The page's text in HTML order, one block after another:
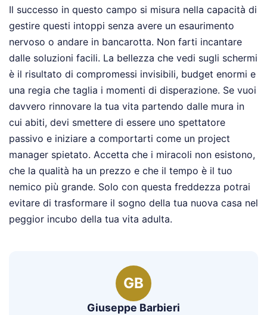
Il successo in questo campo si misura nella capacità di
gestire questi intoppi senza avere un esaurimento
nervoso o andare in bancarotta. Non farti incantare
dalle soluzioni facili. La bellezza che vedi sugli schermi
è il risultato di compromessi invisibili, budget enormi e
una regia che taglia i momenti di disperazione. Se vuoi
davvero rinnovare la tua vita partendo dalle mura in
cui abiti, devi smettere di essere uno spettatore
passivo e iniziare a comportarti come un project
manager spietato. Accetta che i miracoli non esistono,
che la qualità ha un prezzo e che il tempo è il tuo
nemico più grande. Solo con questa freddezza potrai
evitare di trasformare il sogno della tua nuova casa nel
peggior incubo della tua vita adulta.
GB
Giuseppe Barbieri